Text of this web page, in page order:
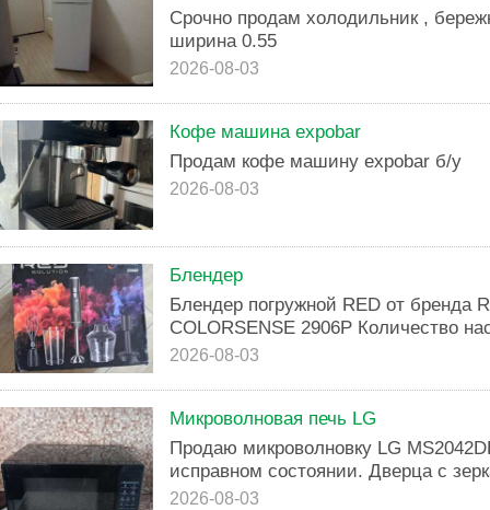
Срочно продам холодильник ,
ширина 0.55
2026-08-03
Кофе машина expobar
Продам кофе машину expobar б/у
2026-08-03
Блендер
Блендер погружной RED от бренда
COLORSENSE 2906P Количество
2026-08-03
Микроволновая печь LG
Продаю микроволновку LG
исправном состоянии. Дверца с
2026-08-03